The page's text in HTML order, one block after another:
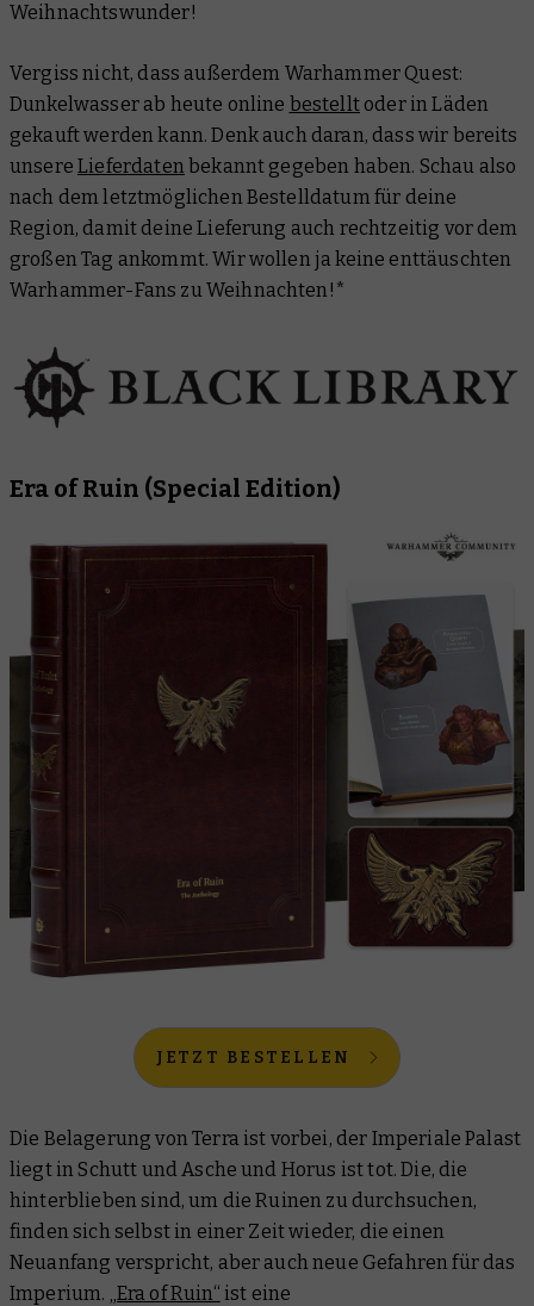
Weihnachtswunder!
Vergiss nicht, dass außerdem Warhammer Quest:
Dunkelwasser ab heute online bestelltoder in Läden
gekauft werden kann. Denk auch daran, dass wir bereits
unsereLieferdaten bekannt gegeben haben. Schau also
nach dem letztmöglichen Bestelldatum für deine
Region, damit deine Lieferung auch rechtzeitig vor dem
großen Tag ankommt. Wir wollen ja keine enttäuschten
Warhammer-Fans zu Weihnachten!*
Era of Ruin (Special Edition)
JETZT BESTELLEN
Die Belagerung von Terra ist vorbei, der Imperiale Palast
liegt in Schutt und Asche und Horus ist tot. Die, die
hinterblieben sind, um die Ruinen zu durchsuchen,
finden sich selbst in einer Zeit wieder, die einen
Neuanfang verspricht, aber auch neue Gefahren für das
Imperium. „Era of Ruin“ ist eine